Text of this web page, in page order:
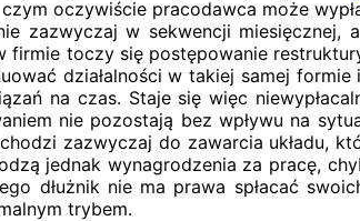
oczywiście pracodawca może
zazwyczaj w sekwencji miesięcznej,
firmie toczy się postępowanie
działalności w takiej samej
na czas. Staje się więc
nie pozostają bez wpływu na
zazwyczaj do zawarcia układu,
jednak wynagrodzenia za pracę,
dłużnik nie ma prawa spłacać
trybem.